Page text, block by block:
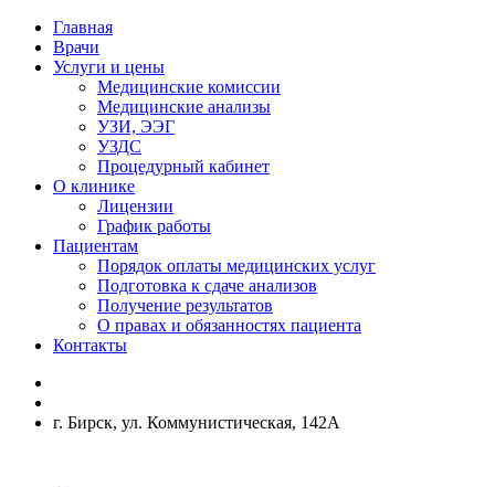
Главная
Врачи
Услуги и цены
Медицинские комиссии
Медицинские анализы
УЗИ, ЭЭГ
УЗДС
Процедурный кабинет
О клинике
Лицензии
График работы
Пациентам
Порядок оплаты медицинских услуг
Подготовка к сдаче анализов
Получение результатов
О правах и обязанностях пациента
Контакты
г. Бирск, ул. Коммунистическая, 142А